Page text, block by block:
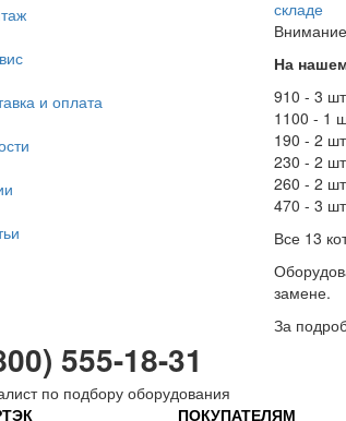
и оплата
На
910 - 3
1100 - 1
190 - 2
230 - 2
260 - 2
470 - 3
Все 13
замене.
За
555-18-31
по подбору оборудования
ПОКУПАТЕЛЯМ